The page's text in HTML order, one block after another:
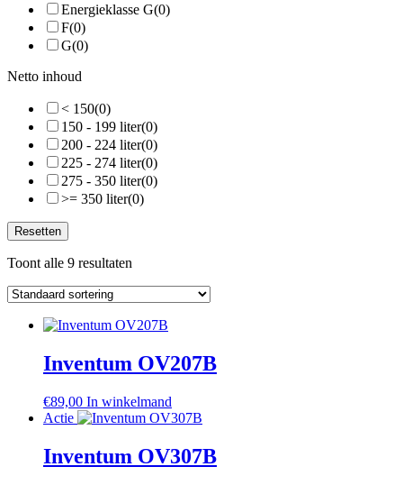
Energieklasse G(0)
F(0)
G(0)
Netto inhoud
< 150(0)
150 - 199 liter(0)
200 - 224 liter(0)
225 - 274 liter(0)
275 - 350 liter(0)
>= 350 liter(0)
Resetten
Toont alle 9 resultaten
Inventum OV207B
€89,00 In winkelmand
Actie
Inventum OV307B